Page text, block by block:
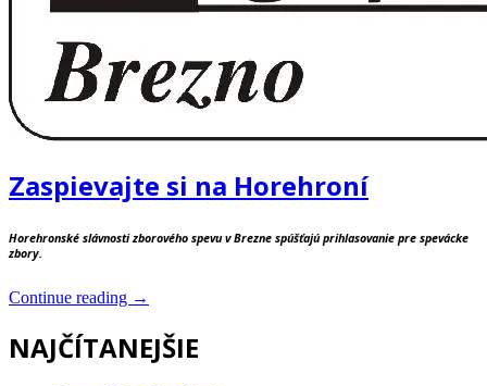
Zaspievajte si na Horehroní
Horehronské slávnosti zborového spevu v Brezne spúšťajú prihlasovanie pre spevácke
zbory.
Continue reading “Zaspievajte
na
Horehroní”
→
NAJČÍTANEJŠIE